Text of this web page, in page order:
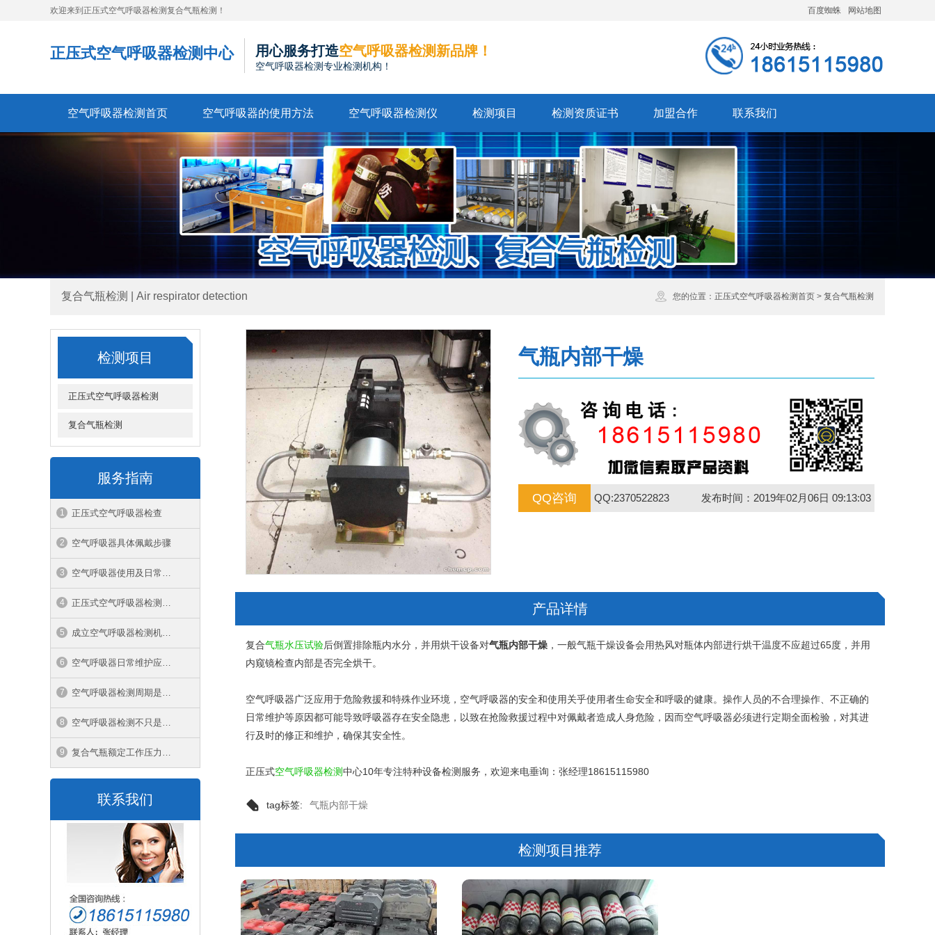
欢迎来到正压式空气呼吸器检测复合气瓶检测！ 网站地图
百度蜘蛛
正压式空气呼吸器检测中心 用心服务打造空气呼吸器检测新品牌！
空气呼吸器检测专业检测机构！
空气呼吸器检测首页 空气呼吸器的使用方法 空气呼吸器检测仪 检测项目 检测资质证书 加盟合作 联系我们
复合气瓶检测 | Air respirator detection 您的位置： 正压式空气呼吸器检测首页 > 复合气瓶检测
检测项目
正压式空气呼吸器检测
复合气瓶检测
服务指南
正压式空气呼吸器检查
空气呼吸器具体佩戴步骤
空气呼吸器使用及日常维护
正压式空气呼吸器检测是什么部门
成立空气呼吸器检测机构的条件
空气呼吸器日常维护应注意的事项
空气呼吸器检测周期是多长时间
空气呼吸器检测不只是一张报告
复合气瓶额定工作压力中1mpa等于多少公斤
联系我们
气瓶内部干燥
QQ咨询 QQ:2370522823 发布时间：2019年02月06日 09:13:03
产品详情
复合气瓶水压试验后倒置排除瓶内水分，并用烘干设备对气瓶内部干燥 ，一般气瓶干燥设备会用热风对瓶体内部进行烘干温度不应超过65度，并用
内窥镜检查内部是否完全烘干。
空气呼吸器广泛应用于危险救援和特殊作业环境，空气呼吸器的安全和使用关乎使用者生命安全和呼吸的健康。操作人员的不合理操作、不正确的
日常维护等原因都可能导致呼吸器存在安全隐患，以致在抢险救援过程中对佩戴者造成人身危险，因而空气呼吸器必须进行定期全面检验，对其进
行及时的修正和维护，确保其安全性。
正压式空气呼吸器检测中心10年专注特种设备检测服务，欢迎来电垂询：张经理18615115980
tag标签: 气瓶内部干燥
检测项目推荐